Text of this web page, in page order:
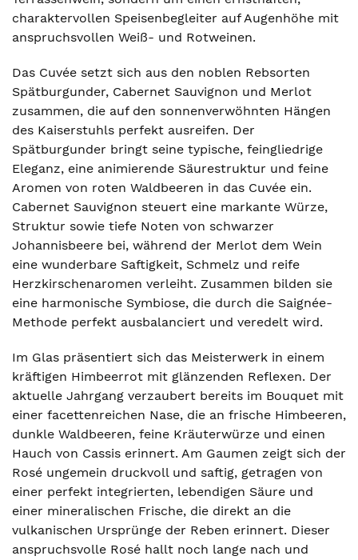
charaktervollen Speisenbegleiter auf Augenhöhe mit
anspruchsvollen Weiß- und Rotweinen.
Das Cuvée setzt sich aus den noblen Rebsorten
Spätburgunder, Cabernet Sauvignon und Merlot
zusammen, die auf den sonnenverwöhnten Hängen
des Kaiserstuhls perfekt ausreifen. Der
Spätburgunder bringt seine typische, feingliedrige
Eleganz, eine animierende Säurestruktur und feine
Aromen von roten Waldbeeren in das Cuvée ein.
Cabernet Sauvignon steuert eine markante Würze,
Struktur sowie tiefe Noten von schwarzer
Johannisbeere bei, während der Merlot dem Wein
eine wunderbare Saftigkeit, Schmelz und reife
Herzkirschenaromen verleiht. Zusammen bilden sie
eine harmonische Symbiose, die durch die Saignée-
Methode perfekt ausbalanciert und veredelt wird.
Im Glas präsentiert sich das Meisterwerk in einem
kräftigen Himbeerrot mit glänzenden Reflexen. Der
aktuelle Jahrgang verzaubert bereits im Bouquet mit
einer facettenreichen Nase, die an frische Himbeeren,
dunkle Waldbeeren, feine Kräuterwürze und einen
Hauch von Cassis erinnert. Am Gaumen zeigt sich der
Rosé ungemein druckvoll und saftig, getragen von
einer perfekt integrierten, lebendigen Säure und
einer mineralischen Frische, die direkt an die
vulkanischen Ursprünge der Reben erinnert. Dieser
anspruchsvolle Rosé hallt noch lange nach und